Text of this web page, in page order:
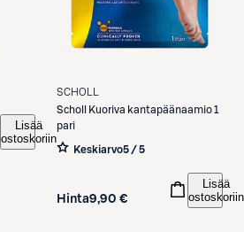
Lisää
ostoskoriin
SCHOLL
Scholl
Kuoriva kantapäänaamio 1
pari
Keskiarvo5 / 5
Hinta9,90 €
Lisää
ostoskoriin